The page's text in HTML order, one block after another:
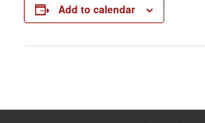
Add to calendar